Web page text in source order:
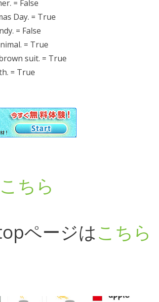
= False
Day. = True
= False
= True
suit. = True
= True
こちら
ページはこちら